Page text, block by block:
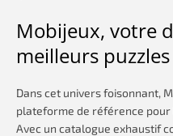
Mobijeux, votre
meilleurs puzzles
Dans cet univers foisonnant,
plateforme de référence pour
Avec un catalogue exhaustif